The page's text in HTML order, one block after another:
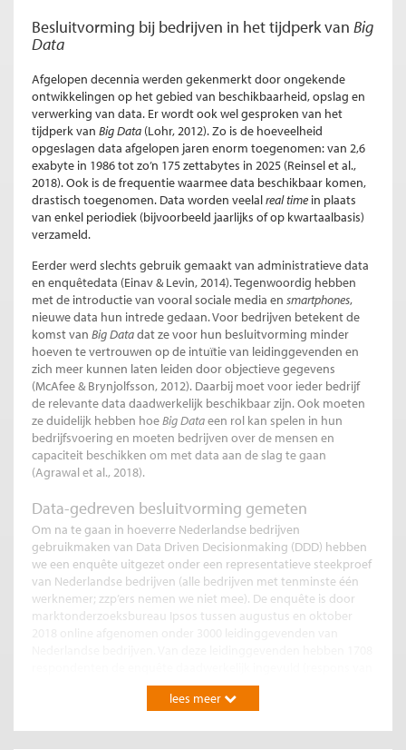
Besluitvorming bij bedrijven in het tijdperk van Big
Data
Afgelopen decennia werden gekenmerkt door ongekende
ontwikkelingen op het gebied van beschikbaarheid, opslag en
verwerking van data. Er wordt ook wel gesproken van het
tijdperk van Big Data (Lohr, 2012). Zo is de hoeveelheid
opgeslagen data afgelopen jaren enorm toegenomen: van 2,6
exabyte in 1986 tot zo’n 175 zettabytes in 2025 (Reinsel et al.,
2018). Ook is de frequentie waarmee data beschikbaar komen,
drastisch toegenomen. Data worden veelalreal time in plaats
van enkel periodiek (bijvoorbeeld jaarlijks of op kwartaalbasis)
verzameld.
Eerder werd slechts gebruik gemaakt van administratieve data
en enquêtedata (Einav & Levin, 2014). Tegenwoordig hebben
met de introductie van vooral sociale media en smartphones,
nieuwe data hun intrede gedaan. Voor bedrijven betekent de
komst van Big Datadat ze voor hun besluitvorming minder
hoeven te vertrouwen op de intuïtie van leidinggevenden en
zich meer kunnen laten leiden door objectieve gegevens
(McAfee & Brynjolfsson, 2012). Daarbij moet voor ieder bedrijf
de relevante data daadwerkelijk beschikbaar zijn. Ook moeten
ze duidelijk hebben hoeBig Dataeen rol kan spelen in hun
bedrijfsvoering en moeten bedrijven over de mensen en
capaciteit beschikken om met data aan de slag te gaan
(Agrawal et al., 2018).
Data-gedreven besluitvorming gemeten
Om na te gaan in hoeverre Nederlandse bedrijven
gebruikmaken van Data Driven Decisionmaking (DDD) hebben
we een enquête uitgezet onder een representatieve steekproef
van Nederlandse bedrijven (alle bedrijven met tenminste één
werknemer; zzp’ers nemen we niet mee). De enquête is door
marktonderzoeksbureau Ipsos tussen augustus en oktober
De maat voor DDD bij bedrijven bestaat uit het gemiddelde van
hun zelf-gerapporteerde scores voorbeschikbaarheidvan data
lees meer